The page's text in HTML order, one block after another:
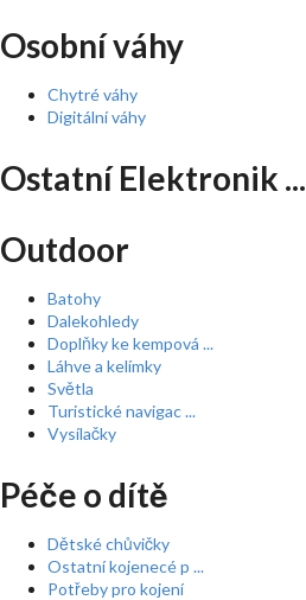
Osobní váhy
Chytré váhy
Digitální váhy
Ostatní Elektronik ...
Outdoor
Batohy
Dalekohledy
Doplňky ke kempová ...
Láhve a kelímky
Světla
Turistické navigac ...
Vysílačky
Péče o dítě
Dětské chůvičky
Ostatní kojenecé p ...
Potřeby pro kojení